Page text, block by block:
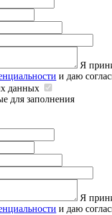
Я
и даю
данных
для заполнения
Я
и даю